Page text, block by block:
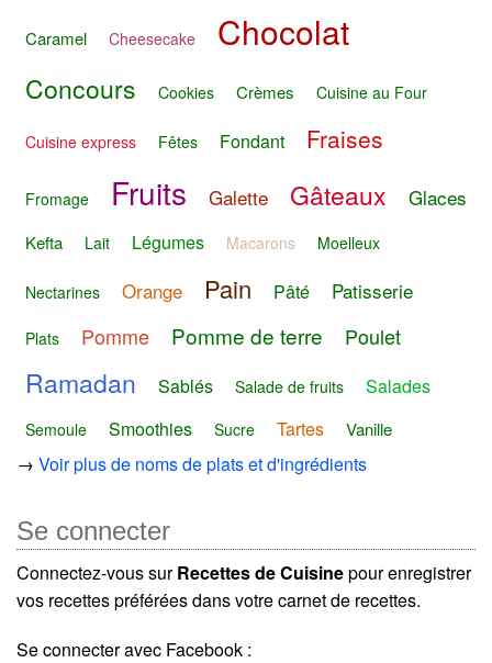
Caramel Cheesecake Chocolat
Concours Cookies Crèmes Cuisine au Four
Cuisine express Fêtes Fondant Fraises
Fromage Fruits Galette Gâteaux Glaces
Kefta Lait Légumes Macarons Moelleux
Nectarines Orange Pain Pâté Patisserie
Plats Pomme Pomme de terre Poulet
Ramadan Sablés Salade de fruits Salades
Semoule Smoothies Sucre Tartes Vanille
→ Voir plus de noms de plats et d'ingrédients
Se connecter
Connectez-vous surRecettes de Cuisinepour enregistrer
vos recettes préférées dans votre carnet de recettes.
Se connecter avec Facebook :